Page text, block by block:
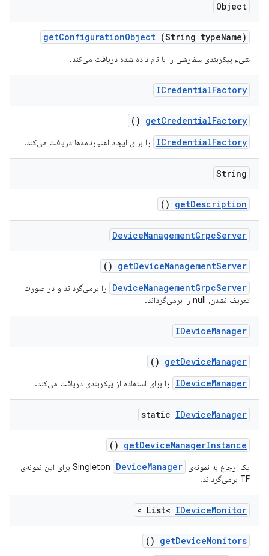
Object
getConfigurationObject (String typeName)
شیء پیکربندی سفارشی را با نام داده شده دریافت می‌کند.
ICredentialFactory
getCredentialFactory
()
ICredentialFactory
را برای ایجاد اعتبارنامه‌ها دریافت می‌کند.
String
getDescription
()
DeviceManagementGrpcServer
getDeviceManagementServer
()
DeviceManagementGrpcServer
را برمی‌گرداند و در صورت
تعریف نشدن، null را برمی‌گرداند.
IDeviceManager
getDeviceManager
()
IDeviceManager
را برای استفاده از پیکربندی دریافت می‌کند.
static IDeviceManager
getDeviceManagerInstance
()
یک ارجاع به نمونه‌ی Singleton DeviceManager
برای این نمونه‌ی
TF برمی‌گرداند.
List< IDeviceMonitor
>
getDeviceMonitors
()